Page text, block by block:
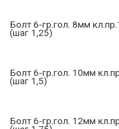
Болт 6-гр.гол. 8мм
(шаг 1,25)
Болт 6-гр.гол. 10мм
(шаг 1,5)
Болт 6-гр.гол. 12мм